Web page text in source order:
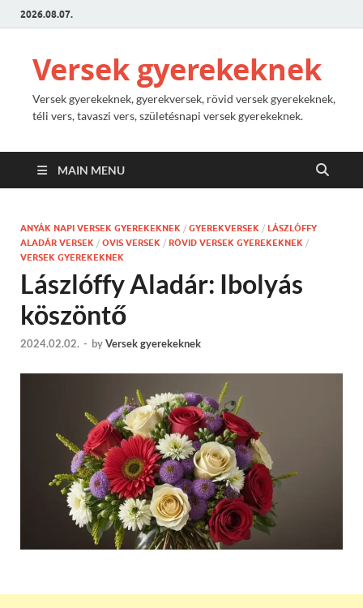
2026.08.07.
Versek gyerekeknek
Versek gyerekeknek, gyerekversek, rövid versek gyerekeknek,
téli vers, tavaszi vers, születésnapi versek gyerekeknek.
MAIN MENU
ANYÁK NAPI VERSEK GYEREKEKNEK / GYEREKVERSEK / LÁSZLÓFFY
ALADÁR VERSEK / OVIS VERSEK / RÖVID VERSEK GYEREKEKNEK /
VERSEK GYEREKEKNEK
Lászlóffy Aladár: Ibolyás
köszöntő
2024.02.02. - byVersek gyerekeknek